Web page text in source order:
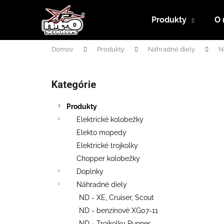
Produkty O
Domov Produkty Náhradné diely
Preskočiť
kategórie
Kategórie
Produkty
Elektrické kolobežky
Elekto mopedy
Elektrické trojkolky
Chopper kolobežky
Doplnky
Náhradné diely
ND - XE, Cruiser, Scout
ND - benzínové XG07-11
Späť
do
Späť
do
RUNNER 500 PLUS SL + SEDAČKA